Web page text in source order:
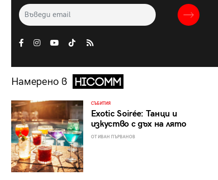
Намерено в
СЪБИТИЯ
Exotic Soirée: Танци и
изкуство с дъх на лято
ОТ ИВАН ПЪРВАНОВ